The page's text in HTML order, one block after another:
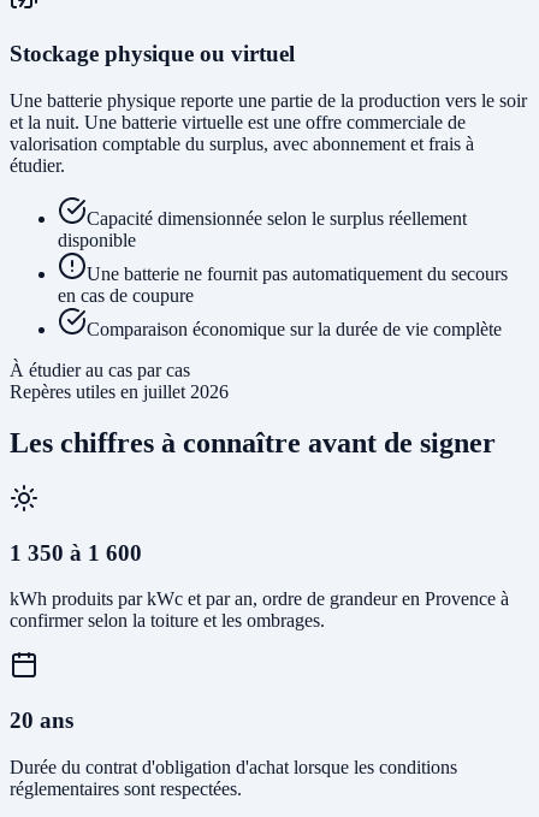
Stockage physique ou virtuel
Une batterie physique reporte une partie de la production vers le soir
et la nuit. Une batterie virtuelle est une offre commerciale de
valorisation comptable du surplus, avec abonnement et frais à
étudier.
Capacité dimensionnée selon le surplus réellement
disponible
Une batterie ne fournit pas automatiquement du secours
en cas de coupure
Comparaison économique sur la durée de vie complète
À étudier au cas par cas
Repères utiles en juillet 2026
Les chiffres à connaître avant de signer
1 350 à 1 600
kWh produits par kWc et par an, ordre de grandeur en Provence à
confirmer selon la toiture et les ombrages.
20 ans
Durée du contrat d'obligation d'achat lorsque les conditions
réglementaires sont respectées.